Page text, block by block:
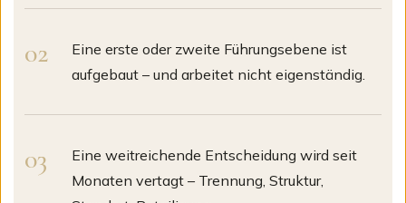
Eine erste oder zweite Führungsebene ist
aufgebaut – und arbeitet nicht eigenständig.
Eine weitreichende Entscheidung wird seit
Monaten vertagt – Trennung, Struktur,